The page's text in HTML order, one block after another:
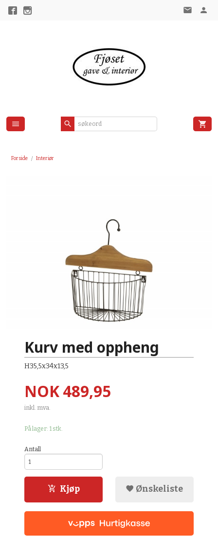
Forside Interiør
Kurv med oppheng
H35,5x34x13,5
Pris
NOK489,95
inkl. mva.
På lager: 1 stk.
Antall
Kjøp Ønskeliste